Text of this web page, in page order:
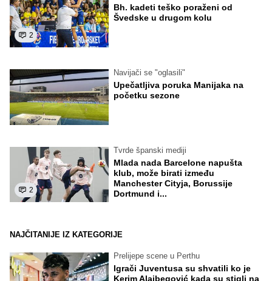
2
Bh. kadeti teško poraženi od
Švedske u drugom kolu
Navijači se "oglasili"
Upečatljiva poruka Manijaka na
početku sezone
2
Tvrde španski mediji
Mlada nada Barcelone napušta
klub, može birati između
Manchester Cityja, Borussije
Dortmund i...
NAJČITANIJE IZ KATEGORIJE
Prelijepe scene u Perthu
Igrači Juventusa su shvatili ko je
Kerim Alajbegović kada su stigli na